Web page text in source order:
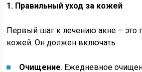
1. Правильный уход за кожей
Первый шаг к лечению акне – это
кожей. Он должен включать:
Очищение. Ежедневное